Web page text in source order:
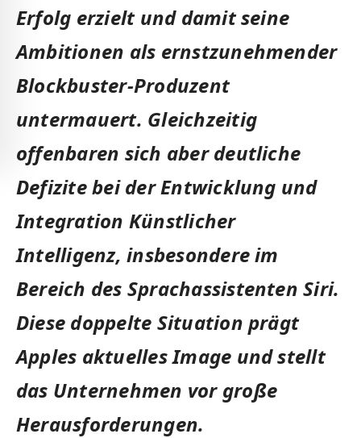
Erfolg erzielt und damit seine
Ambitionen als ernstzunehmender
Blockbuster-Produzent
untermauert. Gleichzeitig
offenbaren sich aber deutliche
Defizite bei der Entwicklung und
Integration Künstlicher
Intelligenz, insbesondere im
Bereich des Sprachassistenten Siri.
Diese doppelte Situation prägt
Apples aktuelles Image und stellt
das Unternehmen vor große
Herausforderungen.